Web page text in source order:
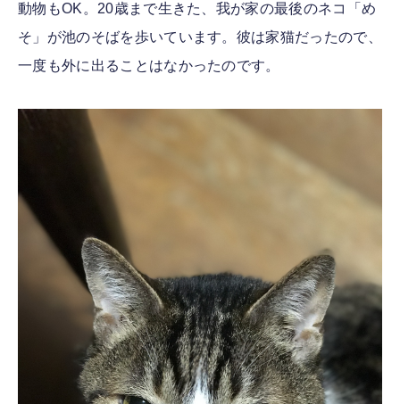
動物もOK。20歳まで生きた、我が家の最後のネコ「め
そ」が池のそばを歩いています。彼は家猫だったので、
一度も外に出ることはなかったのです。